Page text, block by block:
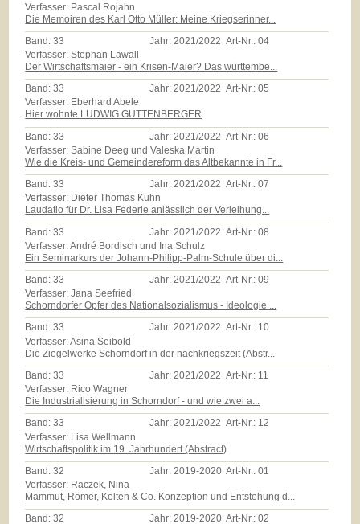
Verfasser: Pascal Rojahn
Die Memoiren des Karl Otto Müller: Meine Kriegserinner...
Band:33 Jahr:2021/2022 Art-Nr.:04
Verfasser: Stephan Lawall
Der Wirtschaftsmaier - ein Krisen-Maier? Das württembe...
Band:33 Jahr:2021/2022 Art-Nr.:05
Verfasser: Eberhard Abele
Hier wohnte LUDWIG GUTTENBERGER
Band:33 Jahr: 2021/2022 Art-Nr.:06
Verfasser: Sabine Deeg und Valeska Martin
Wie die Kreis- und Gemeindereform das Altbekannte in Fr...
Band:33 Jahr:2021/2022 Art-Nr.:07
Verfasser: Dieter Thomas Kuhn
Laudatio für Dr. Lisa Federle anlässlich der Verleihung...
Band:33 Jahr: 2021/2022 Art-Nr.:08
Verfasser: André Bordisch und Ina Schulz
Ein Seminarkurs der Johann-Philipp-Palm-Schule über di...
Band:33 Jahr:2021/2022 Art-Nr.:09
Verfasser: Jana Seefried
Schorndorfer Opfer des Nationalsozialismus - Ideologie ...
Band:33 Jahr:2021/2022 Art-Nr.: 10
Verfasser: Asina Seibold
Die Ziegelwerke Schorndorf in der nachkriegszeit (Abstr...
Band:33 Jahr:2021/2022 Art-Nr.: 11
Verfasser: Rico Wagner
Die Industrialisierung in Schorndorf - und wie zwei a...
Band:33 Jahr:2021/2022 Art-Nr.: 12
Verfasser: Lisa Wellmann
Wirtschaftspolitik im 19. Jahrhundert (Abstract)
Band:32 Jahr: 2019-2020 Art-Nr.:01
Verfasser: Raczek, Nina
Mammut, Römer, Kelten & Co. Konzeption und Entstehung d...
Band:32 Jahr:2019-2020 Art-Nr.:02